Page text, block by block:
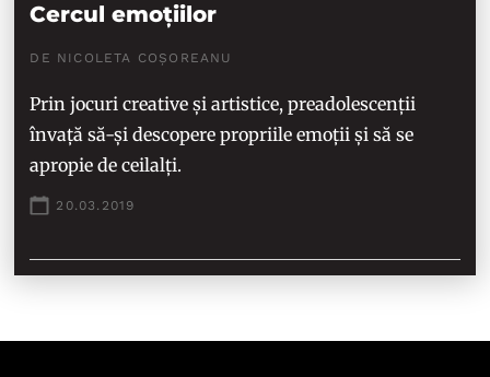
Cercul emoțiilor
DE NICOLETA COȘOREANU
Prin jocuri creative și artistice, preadolescenții
învață să-și descopere propriile emoții și să se
apropie de ceilalți.
20.03.2019